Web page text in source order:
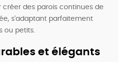
des parois continues de
s'adaptant parfaitement
ou petits.
et élégants